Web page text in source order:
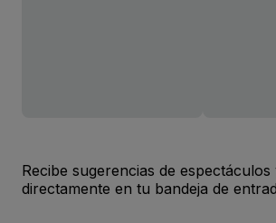
Recibe sugerencias de
directamente en tu bandeja de